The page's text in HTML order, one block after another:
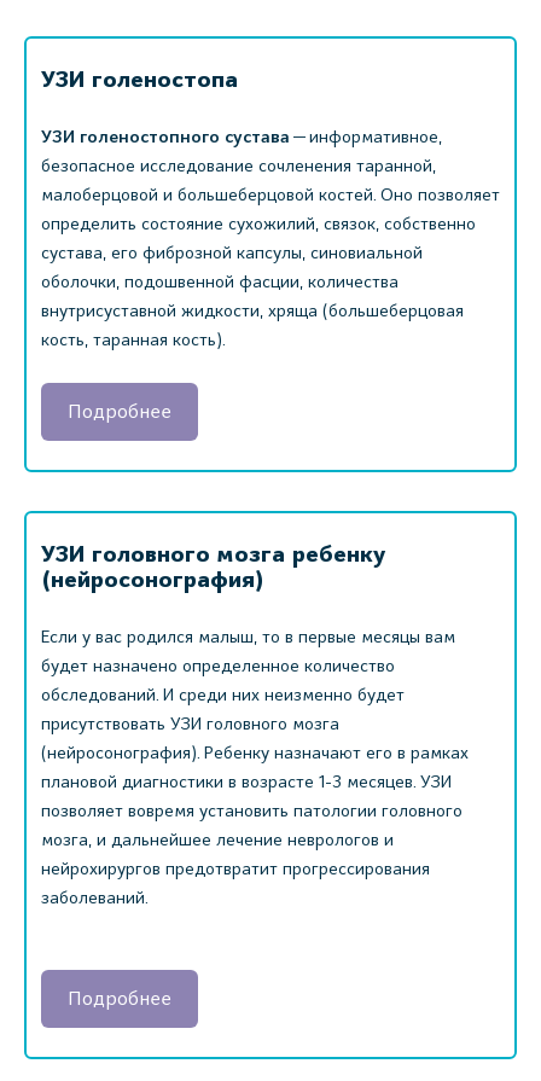
УЗИ голеностопа
УЗИ голеностопного сустава — информативное,
безопасное исследование сочленения таранной,
малоберцовой и большеберцовой костей. Оно позволяет
определить состояние сухожилий, связок, собственно
сустава, его фиброзной капсулы, синовиальной
оболочки, подошвенной фасции, количества
внутрисуставной жидкости, хряща (большеберцовая
кость, таранная кость).
Подробнее
УЗИ головного мозга ребенку
(нейросонография)
Если у вас родился малыш, то в первые месяцы вам
будет назначено определенное количество
обследований. И среди них неизменно будет
присутствовать УЗИ головного мозга
(нейросонография). Ребенку назначают его в рамках
плановой диагностики в возрасте 1-3 месяцев. УЗИ
позволяет вовремя установить патологии головного
мозга, и дальнейшее лечение неврологов и
нейрохирургов предотвратит прогрессирования
заболеваний.
Подробнее